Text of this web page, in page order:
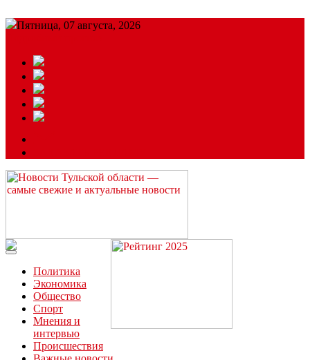
Пятница, 07 августа, 2026
Читайте последние новости дня в Тульской области на сайте
“ЗаНовомосковск”
Политика
Экономика
Общество
Спорт
Мнения и
интервью
Происшествия